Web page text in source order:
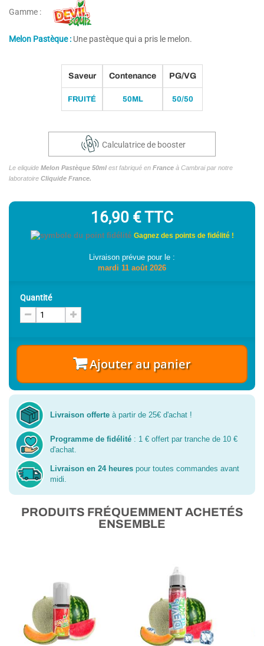
(1 avis)
Gamme :
Melon Pastèque : Une pastèque qui a pris le melon.
Saveur
FRUITÉ
Contenance
50ML
PG/VG
50/50
Calculatrice de booster
Le eliquide Melon Pastèque 50ml est fabriqué en France à Cambrai par notre
laboratoire Cliquide France.
16,90 €TTC
Gagnez des points de fidélité !
Livraison prévue pour le :
mardi 11 août 2026
Quantité
Ajouter au panier
Livraison offerte à partir de 25€ d'achat !
Programme de fidélité : 1 € offert par tranche de 10 €
d'achat.
Livraison en 24 heures pour toutes commandes avant
midi.
PRODUITS FRÉQUEMMENT ACHETÉS
ENSEMBLE